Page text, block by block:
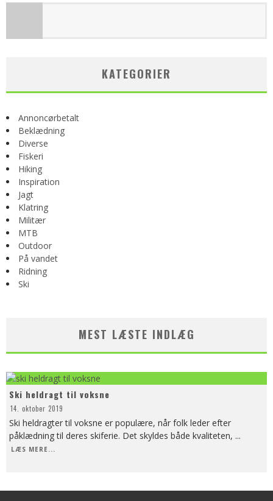
KATEGORIER
Annoncørbetalt
Beklædning
Diverse
Fiskeri
Hiking
Inspiration
Jagt
Klatring
Militær
MTB
Outdoor
På vandet
Ridning
Ski
MEST LÆSTE INDLÆG
Ski heldragt til voksne
14. oktober 2019
Ski heldragter til voksne er populære, når folk leder efter
påklædning til deres skiferie. Det skyldes både kvaliteten, ...
LÆS MERE...